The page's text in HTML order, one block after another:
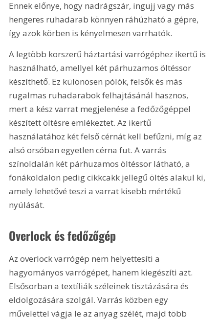
Ennek előnye, hogy nadrágszár, ingujj vagy más
hengeres ruhadarab könnyen ráhúzható a gépre,
így azok körben is kényelmesen varrhatók.
A legtöbb korszerű háztartási varrógéphez ikertű is
használható, amellyel két párhuzamos öltéssor
készíthető. Ez különösen pólók, felsők és más
rugalmas ruhadarabok felhajtásánál hasznos,
mert a kész varrat megjelenése a fedőzőgéppel
készített öltésre emlékeztet. Az ikertű
használatához két felső cérnát kell befűzni, míg az
alsó orsóban egyetlen cérna fut. A varrás
színoldalán két párhuzamos öltéssor látható, a
fonákoldalon pedig cikkcakk jellegű öltés alakul ki,
amely lehetővé teszi a varrat kisebb mértékű
nyúlását.
Overlock és fedőzőgép
Az overlock varrógép nem helyettesíti a
hagyományos varrógépet, hanem kiegészíti azt.
Elsősorban a textíliák széleinek tisztázására és
eldolgozására szolgál. Varrás közben egy
művelettel vágja le az anyag szélét, majd több